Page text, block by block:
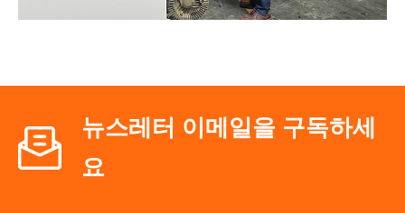
뉴스레터 이메일을 구독하세
요